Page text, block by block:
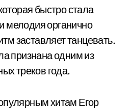
быстро стала
мелодия органично
заставляет танцевать.
признана одним из
треков года.
хитам Егор